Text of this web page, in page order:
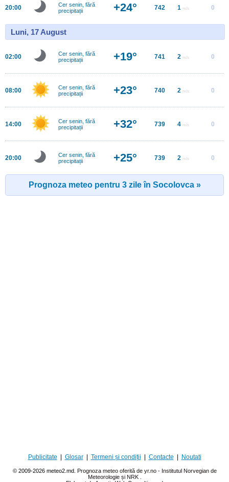
20:00
Cer senin, fără
precipitații
+24° 742 1 m/s 0
Luni, 17 August
02:00
Cer senin, fără
precipitații
+19° 741 2 m/s 0
08:00
Cer senin, fără
precipitații
+23° 740 2 m/s 0
14:00
Cer senin, fără
precipitații
+32° 739 4 m/s 0
20:00
Cer senin, fără
precipitații
+25° 739 2 m/s 0
Prognoza meteo pentru 3 zile în Socolovca »
Publicitate Glosar| Termeni și condiții Contacte Noutati
© 2009-2026 meteo2.md. Prognoza meteo oferită de yr.no - Institutul Norvegian de
Meteorologie și NRK